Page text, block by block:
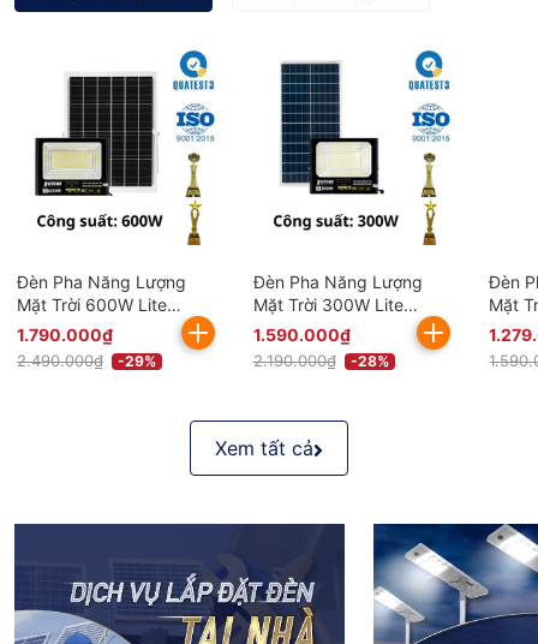
Đèn Pha Năng Lượng
Mặt Trời 600W Lite
BDP26.600 KITAWA
Chống Nước IP67
1.790.000₫
2.490.000₫ -29%
Đèn Pha Năng Lượng
Mặt Trời 300W Lite
BDP26.300 KITAWA
Chống Nước IP67
1.590.000₫
2.190.000₫ -28%
Đèn
Mặt
Xem tất cả